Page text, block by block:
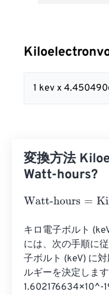
1 kev x
変換方法
Watt-hours?
Watt-hours=
キロ電子ボルト
には、次の手順に
子ボルト (keV) に
ルギーを決定します
1.602176634×10^-